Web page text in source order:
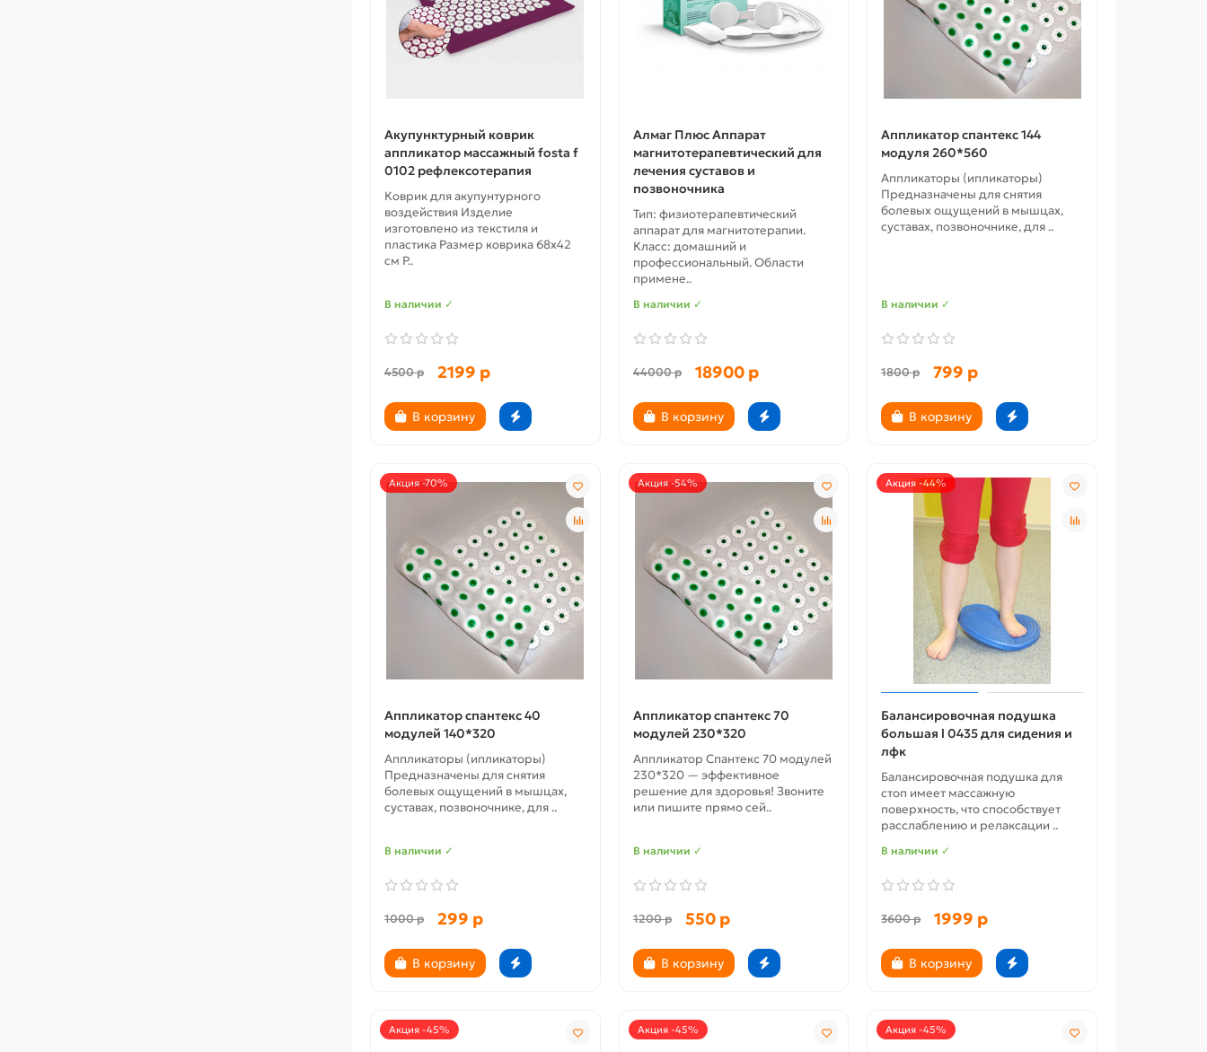
Акупунктурный коврик
аппликатор массажный fosta f
0102 рефлексотерапия
Коврик для акупунтурного
воздействия Изделие
изготовлено из текстиля и
пластика Размер коврика 68х42
см Р..
В наличии ✓
4500 р 2199 р
В корзину
Алмаг Плюс Аппарат
магнитотерапевтический для
лечения суставов и
позвоночника
Тип: физиотерапевтический
аппарат для магнитотерапии.
Класс: домашний и
профессиональный. Области
примене..
В наличии ✓
44000 р 18900 р
В корзину
Аппликатор спантекс 144
модуля 260*560
Аппликаторы (ипликаторы)
Предназначены для снятия
болевых ощущений в мышцах,
суставах, позвоночнике, для ..
В наличии ✓
1800 р 799 р
В корзину
Акция -70%
Аппликатор спантекс 40
модулей 140*320
Аппликаторы (ипликаторы)
Предназначены для снятия
болевых ощущений в мышцах,
суставах, позвоночнике, для ..
В наличии ✓
1000 р 299 р
В корзину
Акция -54%
Аппликатор спантекс 70
модулей 230*320
Аппликатор Спантекс 70 модулей
230*320 — эффективное
решение для здоровья! Звоните
или пишите прямо сей..
В наличии ✓
1200 р 550 р
В корзину
Акция -44%
Балансировочная подушка
большая l 0435 для сидения и
лфк
Балансировочная подушка для
стоп имеет массажную
поверхность, что способствует
расслаблению и релаксации ..
В наличии ✓
3600 р 1999 р
В корзину
Акция -45% Акция -45% Акция -45%